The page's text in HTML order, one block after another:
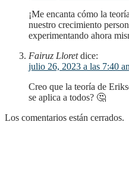
¡Me encanta cómo la teoría de Erikson nos ayuda a entender
nuestro crecimiento
experimentando ahora
Fairuz Lloret dice:
julio 26, 2023 a las 7:40
Creo que la teoría de Erikson es interesante, pero ¿realmente
se aplica a todos? 🤔
Los comentarios están cerrados.